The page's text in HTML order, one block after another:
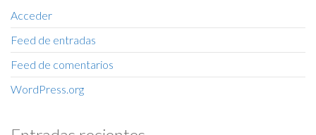
Acceder
Feed de entradas
Feed de comentarios
WordPress.org